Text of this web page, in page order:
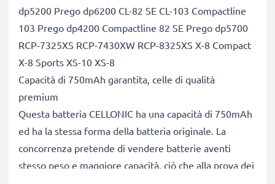
dp5200 Prego dp6200 CL-82 SE CL-103 Compactline
103 Prego dp4200 Compactline 82 SE Prego dp5700
RCP-7325XS RCP-7430XW RCP-8325XS X-8 Compact
X-8 Sports XS-10 XS-8
Capacità di 750mAh garantita, celle di qualità
premium
Questa batteria CELLONIC ha una capacità di 750mAh
ed ha la stessa forma della batteria originale. La
concorrenza pretende di vendere batterie aventi
stesso peso e maggiore capacità, ciò che alla prova dei